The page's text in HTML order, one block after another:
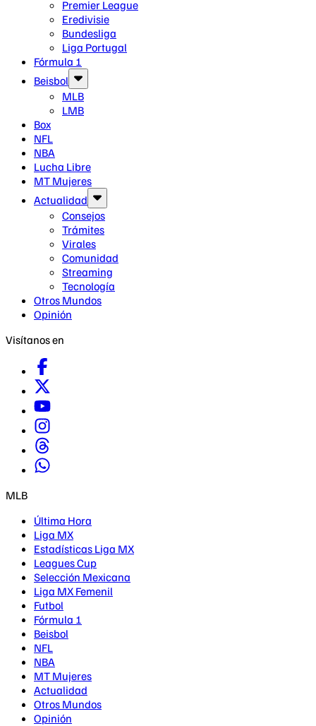
Premier League
Eredivisie
Bundesliga
Liga Portugal
Fórmula 1
Beisbol
MLB
LMB
Box
NFL
NBA
Lucha Libre
MT Mujeres
Actualidad
Consejos
Trámites
Virales
Comunidad
Streaming
Tecnología
Otros Mundos
Opinión
Visítanos en
MLB
Última Hora
Liga MX
Estadísticas Liga MX
Leagues Cup
Selección Mexicana
Liga MX Femenil
Futbol
Fórmula 1
Beisbol
NFL
NBA
MT Mujeres
Actualidad
Otros Mundos
Opinión